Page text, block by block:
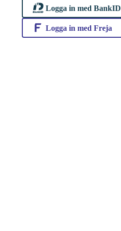
Logga in med BankID
Logga in med Freja